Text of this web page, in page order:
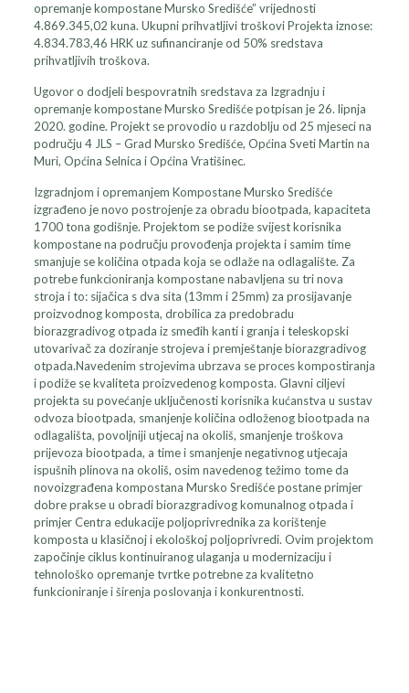
opremanje kompostane Mursko Središće” vrijednosti
4.869.345,02 kuna. Ukupni prihvatljivi troškovi Projekta iznose:
4.834.783,46 HRK uz sufinanciranje od 50% sredstava
prihvatljivih troškova.
Ugovor o dodjeli bespovratnih sredstava za Izgradnju i
opremanje kompostane Mursko Središće potpisan je 26. lipnja
2020. godine. Projekt se provodio u razdoblju od 25 mjeseci na
području 4 JLS – Grad Mursko Središće, Općina Sveti Martin na
Muri, Općina Selnica i Općina Vratišinec.
Izgradnjom i opremanjem Kompostane Mursko Središće
izgrađeno je novo postrojenje za obradu biootpada, kapaciteta
1700 tona godišnje. Projektom se podiže svijest korisnika
kompostane na području provođenja projekta i samim time
smanjuje se količina otpada koja se odlaže na odlagalište. Za
potrebe funkcioniranja kompostane nabavljena su tri nova
stroja i to: sijačica s dva sita (13mm i 25mm) za prosijavanje
proizvodnog komposta, drobilica za predobradu
biorazgradivog otpada iz smeđih kanti i granja i teleskopski
utovarivač za doziranje strojeva i premještanje biorazgradivog
otpada.Navedenim strojevima ubrzava se proces kompostiranja
i podiže se kvaliteta proizvedenog komposta. Glavni ciljevi
projekta su povećanje uključenosti korisnika kućanstva u sustav
odvoza biootpada, smanjenje količina odloženog biootpada na
odlagališta, povoljniji utjecaj na okoliš, smanjenje troškova
prijevoza biootpada, a time i smanjenje negativnog utjecaja
ispušnih plinova na okoliš, osim navedenog težimo tome da
novoizgrađena kompostana Mursko Središće postane primjer
dobre prakse u obradi biorazgradivog komunalnog otpada i
primjer Centra edukacije poljoprivrednika za korištenje
komposta u klasičnoj i ekološkoj poljoprivredi. Ovim projektom
započinje ciklus kontinuiranog ulaganja u modernizaciju i
tehnološko opremanje tvrtke potrebne za kvalitetno
funkcioniranje i širenja poslovanja i konkurentnosti.